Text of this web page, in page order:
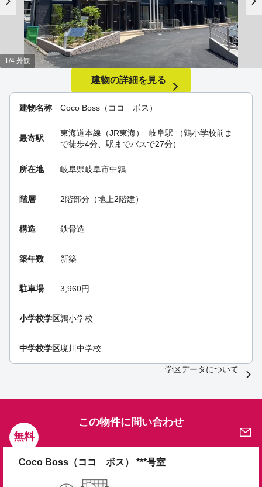
建物名称 Coco Boss（ココ ボス）
最寄駅
東海道本線（JR東海） 岐阜駅 （鶉小学校前ま
で徒歩4分、駅までバスで27分）
所在地 岐阜県岐阜市中鶉
階層 2階部分（地上2階建）
構造 鉄骨造
築年数 新築
駐車場 3,960円
小学校学区鶉小学校
中学校学区境川中学校
1/4 外観
建物の詳細を見る
学区データについて
無料
この物件に問い合わせ
Coco Boss（ココ ボス） ***号室